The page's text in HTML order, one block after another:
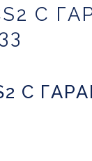
С
С